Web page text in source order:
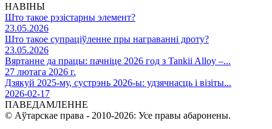
НАВІНЫ
Што такое рэзістарны элемент?
23.05.2026
Што такое супраціўленне пры награванні дроту?
23.05.2026
Вяртанне да працы: пачніце 2026 год з Tankii Alloy –...
27 лютага 2026 г.
Дзякуй 2025-му, сустрэнь 2026-ы: удзячнасць і візіты...
2026-02-17
ПАВЕДАМЛЕННЕ
© Аўтарскае права - 2010-2026: Усе правы абаронены.